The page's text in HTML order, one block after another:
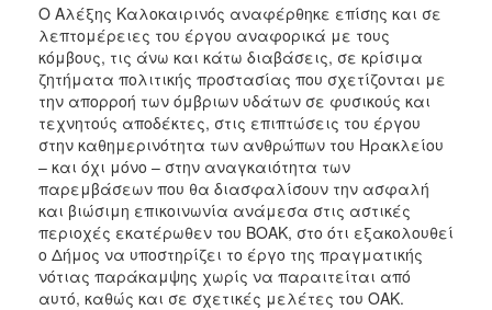
Ο Αλέξης Καλοκαιρινός αναφέρθηκε επίσης και σε
λεπτομέρειες του έργου αναφορικά με τους
κόμβους, τις άνω και κάτω διαβάσεις, σε κρίσιμα
ζητήματα πολιτικής προστασίας που σχετίζονται με
την απορροή των όμβριων υδάτων σε φυσικούς και
τεχνητούς αποδέκτες, στις επιπτώσεις του έργου
στην καθημερινότητα των ανθρώπων του Ηρακλείου
– και όχι μόνο – στην αναγκαιότητα των
παρεμβάσεων που θα διασφαλίσουν την ασφαλή
και βιώσιμη επικοινωνία ανάμεσα στις αστικές
περιοχές εκατέρωθεν του ΒΟΑΚ, στο ότι εξακολουθεί
ο Δήμος να υποστηρίζει το έργο της πραγματικής
νότιας παράκαμψης χωρίς να παραιτείται από
αυτό, καθώς και σε σχετικές μελέτες του ΟΑΚ.